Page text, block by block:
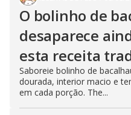
O bolinho de
desaparece
esta receita
Saboreie bolinho de
dourada, interior macio e
em cada porção. The...